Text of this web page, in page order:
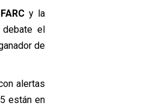
FARC y la
el
de
alertas
están en